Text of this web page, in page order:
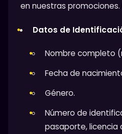
en nuestras promociones.
Datos de
Nombre completo
Fecha de
Género.
Número de
pasaporte, licencia